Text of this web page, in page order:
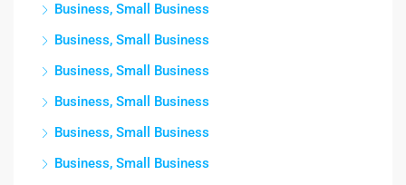
Business, Small Business
Business, Small Business
Business, Small Business
Business, Small Business
Business, Small Business
Business, Small Business